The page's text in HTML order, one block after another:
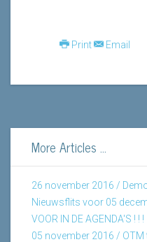
Print Email
More Articles ...
26 november 2016 /
Nieuwsflits voor 05
VOOR IN DE AGENDA'S ! ! !
05 november 2016 / OTM